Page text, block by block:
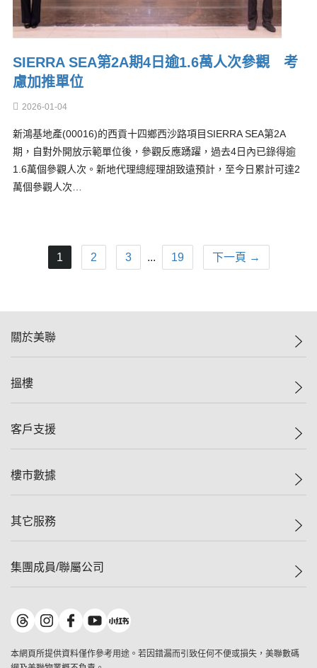
SIERRA SEA第2A期4日逾1.6萬人次參觀 考
慮加推單位
2026-01-04
新鴻基地產(00016)的西貢十四鄉西沙路項目SIERRA SEA第2A
期，自對外開放示範單位後，參觀反應踴躍，過去4日內已錄得逾
1.6萬個參觀人次。新地代理總經理胡致遠預計，至今日累計可達2
萬個參觀人次…
1 2 3 ... 19 下一頁 →
關於美聯
美聯集團
人才招募
搵樓
一手新盤
減價
美聯豪宅
獨家樓盤
租盤
客戶支援
自助放盤
查詢熱線
按揭計算機
負擔能力計算機
轉按計算機
繳款方式
樓市數據
樓價指數
歷史成交
屋苑成交排行榜
地區百科
其它服務
屋苑專頁
美聯精英會
美善會
集團成員/聯屬公司
美聯物業
鋑聯控股*
美聯工商舖*
本網頁所提供資料僅作參考用途。若因錯漏而引致任何不便或損失，美聯數碼